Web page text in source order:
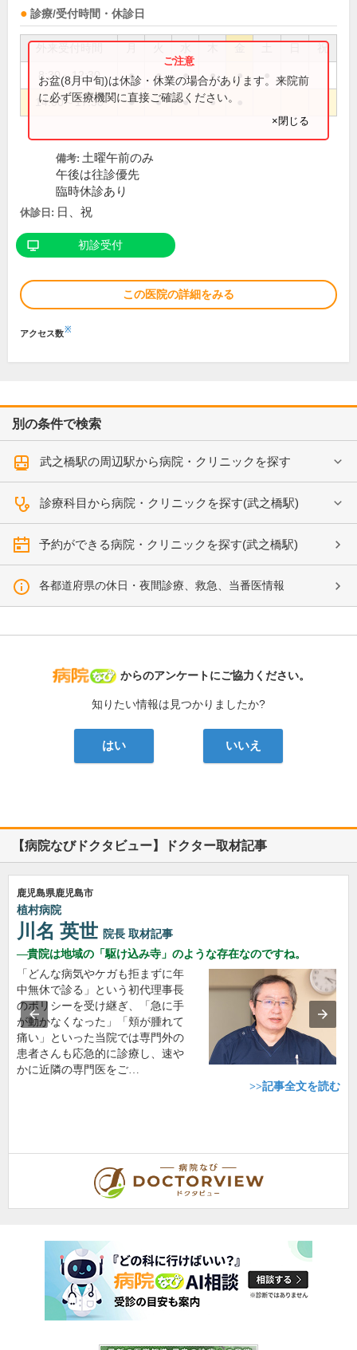
診療/受付時間・休診日
祝
8:30～12:30 ● ● ● ● ●
14:00～17:30 ● ● ● ●
お盆(8月中旬)は休診・休業の場合があります。来院前
に必ず医療機関に直接ご確認ください。
×閉じる
備考: 土曜午前のみ
午後は往診優先
臨時休診あり
休診日: 日、祝
初診受付
この医院の詳細をみる
アクセス数※
別の条件で検索
武之橋駅の周辺駅から病院・クリニックを探す
診療科目から病院・クリニックを探す(武之橋駅)
予約ができる病院・クリニックを探す(武之橋駅)
各都道府県の休日・夜間診療、救急、当番医情報
病院なび
からのアンケートにご協力ください。
知りたい情報は見つかりましたか?
はい いいえ
【病院なびドクタビュー】ドクター取材記事
鹿児島県鹿児島市
植村病院
川名 英世 院長 取材記事
貴院は地域の「駆け込み寺」のような存在なのですね。
「どんな病気やケガも拒まずに年
中無休で診る」という初代理事長
のポリシーを受け継ぎ、「急に手
が動かなくなった」「頬が腫れて
痛い」といった当院では専門外の
患者さんも応急的に診療し、速や
かに近隣の専門医をご…
>>記事全文を読む